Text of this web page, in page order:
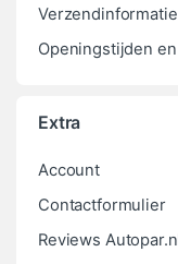
Verzendinformatie
Openingstijden
Extra
Account
Contactformulier
Reviews